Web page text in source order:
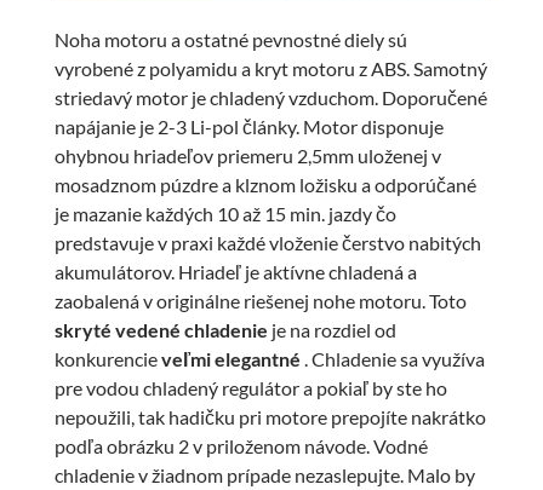
Noha motoru a ostatné pevnostné diely sú
vyrobené z polyamidu a kryt motoru z ABS. Samotný
striedavý motor je chladený vzduchom. Doporučené
napájanie je 2-3 Li-pol články. Motor disponuje
ohybnou hriadeľov priemeru 2,5mm uloženej v
mosadznom púzdre a klznom ložisku a odporúčané
je mazanie každých 10 až 15 min. jazdy čo
predstavuje v praxi každé vloženie čerstvo nabitých
akumulátorov. Hriadeľ je aktívne chladená a
zaobalená v originálne riešenej nohe motoru. Toto
skryté vedené chladenie je na rozdiel od
konkurencieveľmi elegantné . Chladenie sa využíva
pre vodou chladený regulátor a pokiaľ by ste ho
nepoužili, tak hadičku pri motore prepojíte nakrátko
podľa obrázku 2 v priloženom návode. Vodné
chladenie v žiadnom prípade nezaslepujte. Malo by